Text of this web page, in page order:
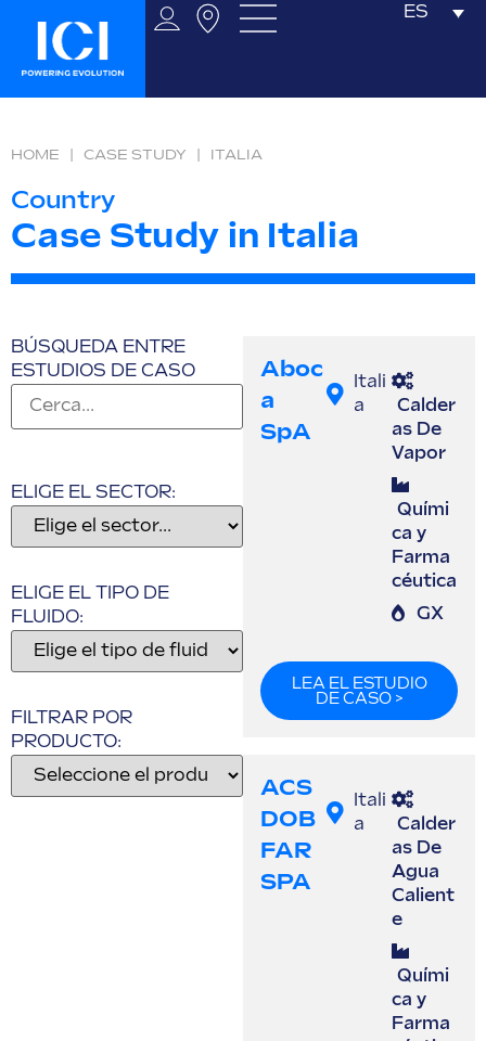
ES
HOME CASE STUDY ITALIA
Country
Case Study in Italia
BÚSQUEDA ENTRE
ESTUDIOS DE CASO
ELIGE EL SECTOR:
ELIGE EL TIPO DE
FLUIDO:
FILTRAR POR
PRODUCTO:
Aboc
A
SpA
Itali
a
Calder
as De
Vapor
Quími
ca y
Farma
céutica
GX
LEA EL ESTUDIO
DE CASO >
ACS
DOB
FAR
SPA
Itali
a
Calder
as De
Agua
Calient
e
Quími
ca y
Farma